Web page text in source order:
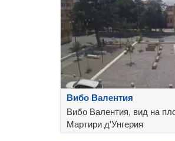
Вибо Валентия
Вибо Валентия, вид на
Мартири д'Унгерия